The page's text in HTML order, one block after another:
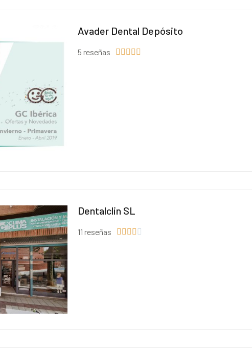
Avader Dental Depósito
5 reseñas     
Dentalclin SL
11 reseñas     